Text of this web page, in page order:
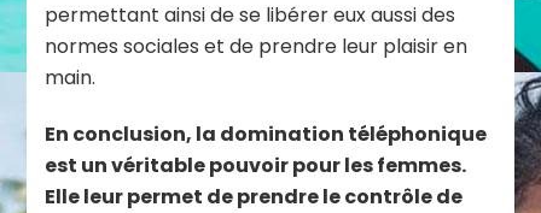
permettant ainsi de se libérer eux aussi des
normes sociales et de prendre leur plaisir en
main.
En conclusion, la domination téléphonique
est un véritable pouvoir pour les femmes.
Elle leur permet de prendre le contrôle de